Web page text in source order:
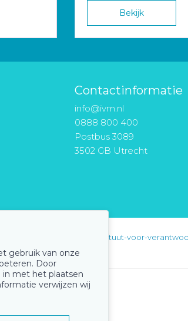
Bekijk
Contactinformatie
info@ivm.nl
0888 800 400
Postbus 3089
3502 GB Utrecht
instituut-voor-
gebruik van onze
Door
in met het plaatsen
verwijzen wij